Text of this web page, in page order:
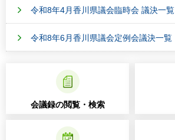
令和8年4月香川県議会臨時会 議決一覧
令和8年6月香川県議会定例会議決一覧
会議録の閲覧・検索